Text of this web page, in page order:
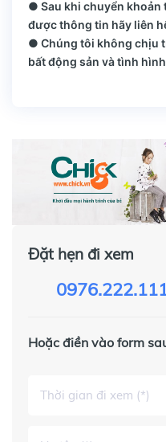
● Sau khi chuyển khoản
được thông tin hãy liên
● Chúng tôi không chịu
bất động sản và tình
Đặt hẹn đi xem
Hoặc điền vào form